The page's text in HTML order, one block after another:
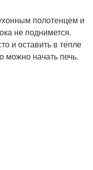
полотенцем и
не поднимется.
и оставить в тепле
можно начать печь.